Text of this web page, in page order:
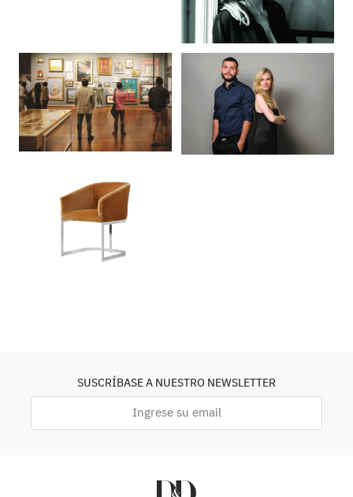
SUSCRÍBASE A NUESTRO NEWSLETTER